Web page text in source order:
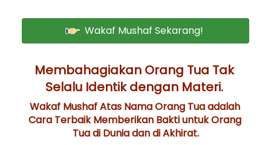
` Wakaf Mushaf Sekarang!
Membahagiakan Orang Tua Tak
Selalu Identik dengan Materi.
Wakaf Mushaf Atas Nama Orang Tua adalah
Cara Terbaik Memberikan Bakti untuk Orang
Tua di Dunia dan di Akhirat.